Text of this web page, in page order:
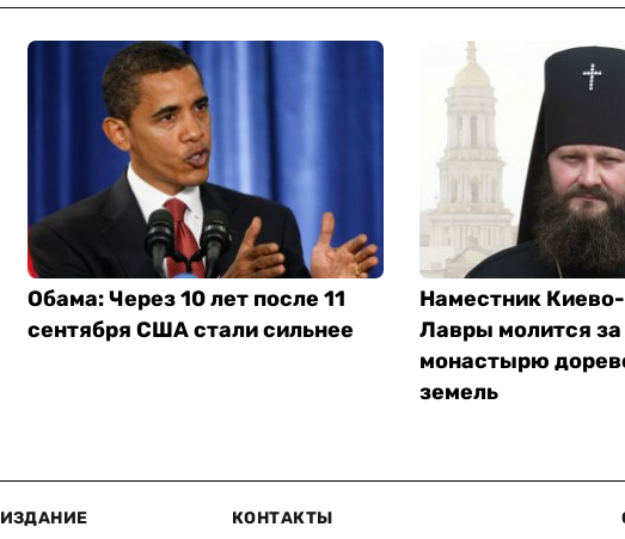
Обама: Через 10 лет после 11
сентября США стали сильнее
Наместник
Лавры молится
монастырю
земель
ИЗДАНИЕ КОНТАКТЫ